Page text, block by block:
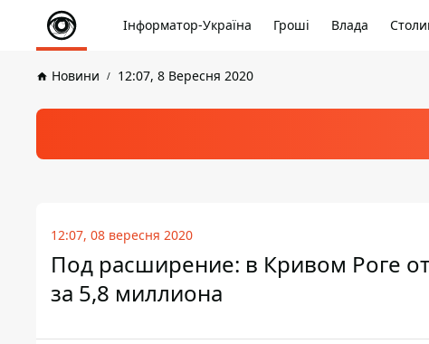
Інформатор-Україна Гроші Влада
Новини 12:07, 8 Вересня 2020
12:07, 08 вересня 2020
Под расширение: в Кривом Роге
за 5,8 миллиона